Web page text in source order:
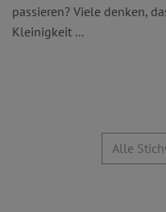
passieren? Viele denken,
Kleinigkeit ...
Alle